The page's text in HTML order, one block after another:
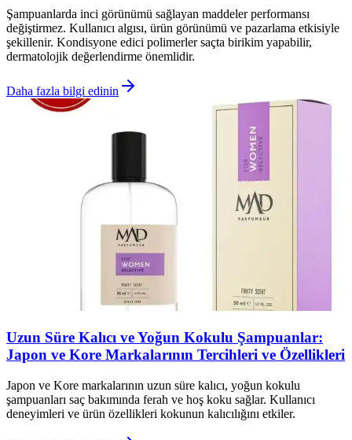
Şampuanlarda inci görünümü sağlayan maddeler performansı
değiştirmez. Kullanıcı algısı, ürün görünümü ve pazarlama etkisiyle
şekillenir. Kondisyone edici polimerler saçta birikim yapabilir,
dermatolojik değerlendirme önemlidir.
Daha fazla bilgi edinin
Uzun Süre Kalıcı ve Yoğun Kokulu Şampuanlar:
Japon ve Kore Markalarının Tercihleri ve Özellikleri
Japon ve Kore markalarının uzun süre kalıcı, yoğun kokulu
şampuanları saç bakımında ferah ve hoş koku sağlar. Kullanıcı
deneyimleri ve ürün özellikleri kokunun kalıcılığını etkiler.